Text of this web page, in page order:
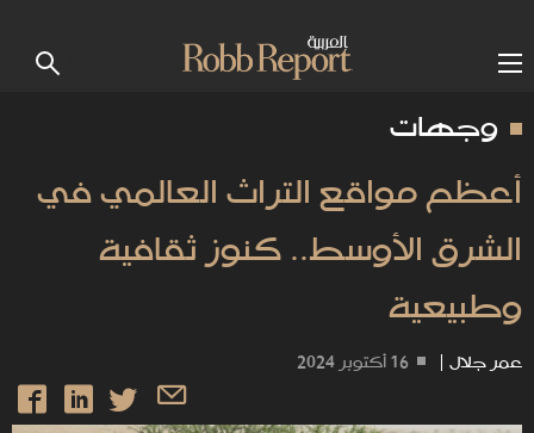
وجهات
أعظم مواقع التراث العالمي في
الشرق الأوسط.. كنوز ثقافية
وطبيعية
عمر جلال | 16 أكتوبر 2024